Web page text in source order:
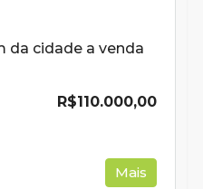
da cidade a venda
R$110.000,00
Mais